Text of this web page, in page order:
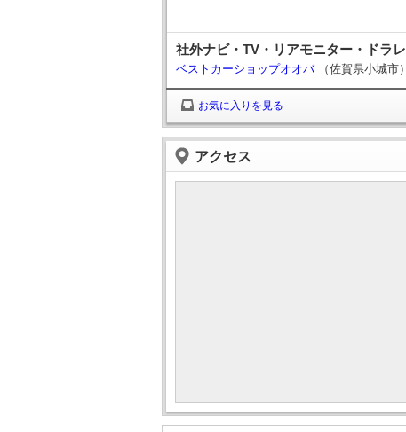
社外ナビ・TV・リアモニター・ドラ
ベストカーショップオオバ （佐賀県小城市）
お気に入りを見る
アクセス